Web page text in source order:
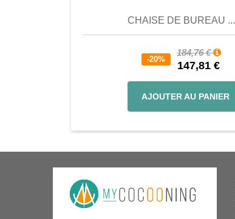
CHAISE DE BUREAU ...
-20%
184,76 €
147,81 €
AJOUTER AU PANIER